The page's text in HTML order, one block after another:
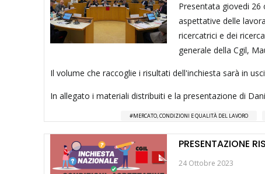
Presentata giovedi 26
aspettative delle
ricercatrici e dei
generale della Cgil,
Il volume che raccoglie i risultati dell'inchiesta sarà in
In allegato i materiali distribuiti e la presentazione di
MERCATO, CONDIZIONI E QUALITÀ DEL LAVORO
PRESENTAZIONE
24 Ottobre 2023